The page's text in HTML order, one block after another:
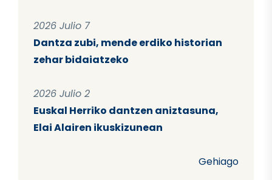
2026 Julio 7
Dantza zubi, mende erdiko historian
zehar bidaiatzeko
2026 Julio 2
Euskal Herriko dantzen aniztasuna,
Elai Alairen ikuskizunean
Gehiago